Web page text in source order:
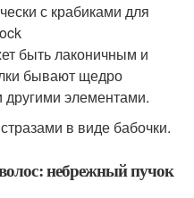
с крабиками для
быть лаконичным и
бывают щедро
элементами.
в виде бабочки.
небрежный пучок